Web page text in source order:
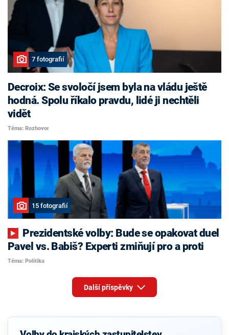
7 fotografií
Decroix: Se svoločí jsem byla na vládu ještě
hodná. Spolu říkalo pravdu, lidé ji nechtěli
vidět
Téma: Rozhovor
15 fotografií
Pavel vs. Babiš? Experti zmiňují pro a proti
Téma: Politika
Další příspěvky